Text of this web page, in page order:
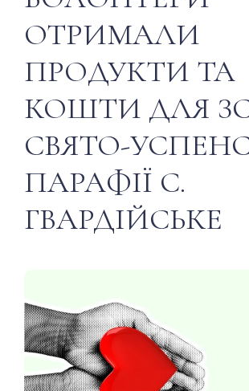
ОТРИМАЛИ
ПРОДУКТИ ТА
КОШТИ ДЛЯ
СВЯТО-
ПАРАФІЇ С.
ГВАРДІЙСЬКЕ